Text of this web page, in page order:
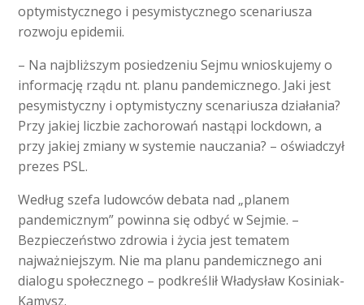
optymistycznego i pesymistycznego scenariusza
rozwoju epidemii.
– Na najbliższym posiedzeniu Sejmu wnioskujemy o
informację rządu nt. planu pandemicznego. Jaki jest
pesymistyczny i optymistyczny scenariusza działania?
Przy jakiej liczbie zachorowań nastąpi lockdown, a
przy jakiej zmiany w systemie nauczania? – oświadczył
prezes PSL.
Według szefa ludowców debata nad „planem
pandemicznym” powinna się odbyć w Sejmie. –
Bezpieczeństwo zdrowia i życia jest tematem
najważniejszym. Nie ma planu pandemicznego ani
dialogu społecznego – podkreślił Władysław Kosiniak-
Kamysz.